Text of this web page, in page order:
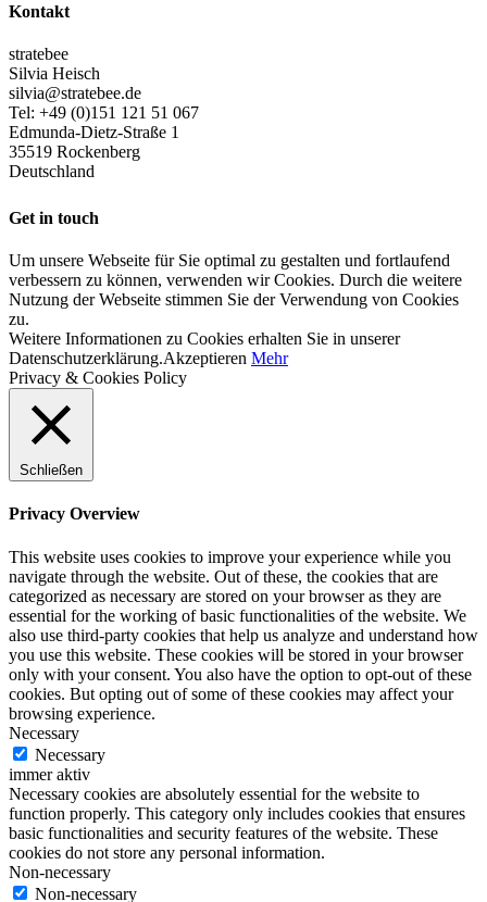
Kontakt
stratebee
Silvia Heisch
silvia@stratebee.de
Tel: +49 (0)151 121 51 067
Edmunda-Dietz-Straße 1
35519 Rockenberg
Deutschland
Get in touch
Um unsere Webseite für Sie optimal zu gestalten und fortlaufend
verbessern zu können, verwenden wir Cookies. Durch die weitere
Nutzung der Webseite stimmen Sie der Verwendung von Cookies
zu.
Weitere Informationen zu Cookies erhalten Sie in unserer
Datenschutzerklärung.Akzeptieren Mehr
Privacy & Cookies Policy
Schließen
Privacy Overview
This website uses cookies to improve your experience while you
navigate through the website. Out of these, the cookies that are
categorized as necessary are stored on your browser as they are
essential for the working of basic functionalities of the website. We
also use third-party cookies that help us analyze and understand how
you use this website. These cookies will be stored in your browser
only with your consent. You also have the option to opt-out of these
cookies. But opting out of some of these cookies may affect your
browsing experience.
Necessary
Necessary
immer aktiv
Necessary cookies are absolutely essential for the website to
function properly. This category only includes cookies that ensures
basic functionalities and security features of the website. These
cookies do not store any personal information.
Non-necessary
Non-necessary